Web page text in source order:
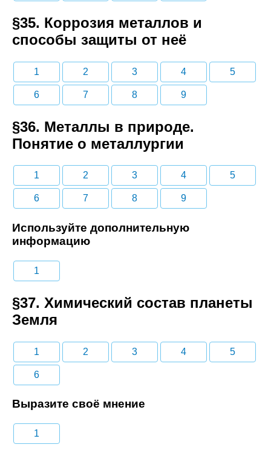
§35. Коррозия металлов и
способы защиты от неё
1 2 3 4 5
6 7 8 9
§36. Металлы в природе.
Понятие о металлургии
1 2 3 4 5
6 7 8 9
Используйте дополнительную
информацию
1
§37. Химический состав планеты
Земля
1 2 3 4 5
6
Выразите своё мнение
1